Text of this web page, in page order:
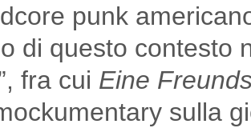
punk
di questo contesto
fra cui Eine
sulla